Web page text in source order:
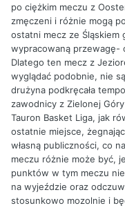
po ciężkim meczu z
zmęczeni i różnie mogą
ostatni mecz ze Śląskiem
wypracowaną przewagę-
Dlatego ten mecz z
wyglądać podobnie, nie
drużyna podkręcała
zawodnicy z Zielonej
Tauron Basket Liga, jak
ostatnie miejsce,
własną publiczności, co
meczu różnie może być,
punktów w tym meczu
na wyjeździe oraz
stosunkowo mozolnie i